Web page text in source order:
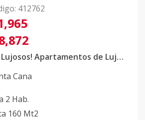
: 412762
¡¡Majestuosos y Lujosos! Apartamentos de Lujo Ubicados en Cap Cana!!
Cana
2 Hab.
160 Mt2